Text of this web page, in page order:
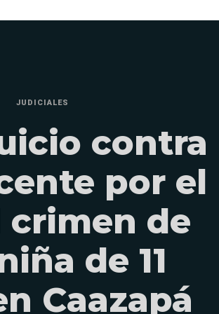
JUDICIALES
contra
por el
de
de 11
Caazapá